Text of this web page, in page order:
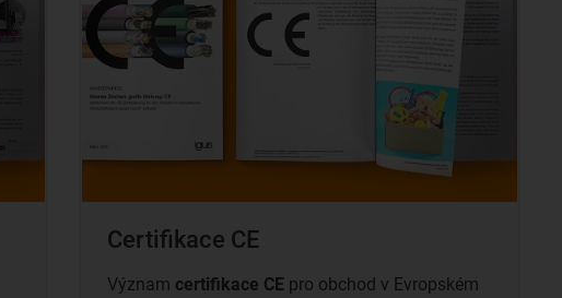
Certifikace CE
Význam certifikace CE pro obchod v Evropském